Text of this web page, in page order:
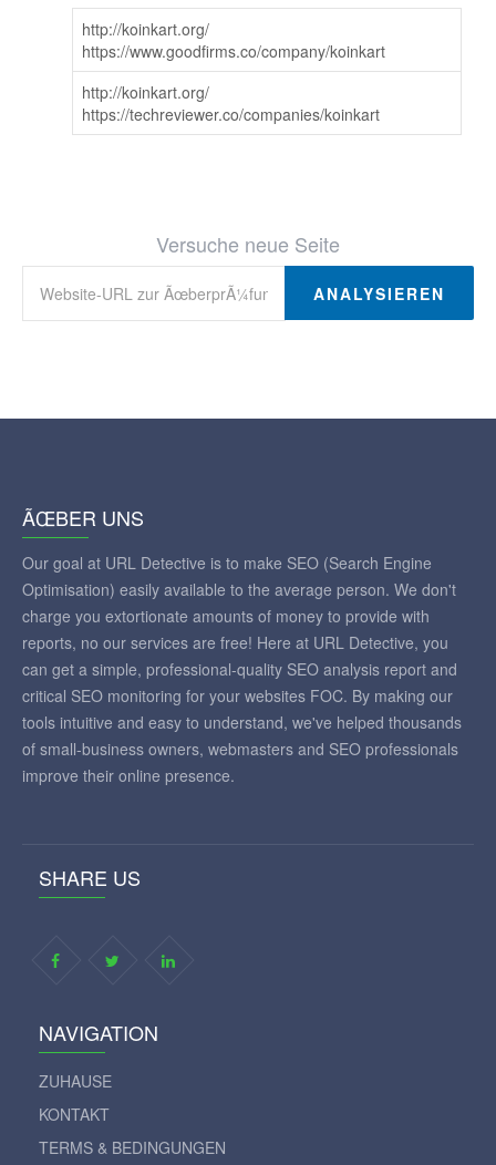
http://koinkart.org/
https://www.goodfirms.co/company/koinkart
http://koinkart.org/
https://techreviewer.co/companies/koinkart
Versuche neue Seite
ANALYSIEREN
ÃŒBER UNS
Our goal at URL Detective is to make SEO (Search Engine
Optimisation) easily available to the average person. We don't
charge you extortionate amounts of money to provide with
reports, no our services are free! Here at URL Detective, you
can get a simple, professional-quality SEO analysis report and
critical SEO monitoring for your websites FOC. By making our
tools intuitive and easy to understand, we've helped thousands
of small-business owners, webmasters and SEO professionals
improve their online presence.
SHARE US
NAVIGATION
ZUHAUSE
KONTAKT
TERMS & BEDINGUNGEN